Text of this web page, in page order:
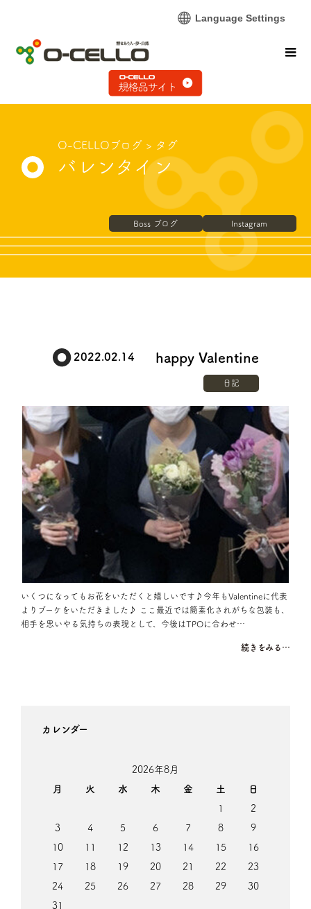
O-CELLOブログ > タグ
バレンタイン
Boss ブログ Instagram
2022.02.14 happy Valentine
日記
いくつになってもお花をいただくと嬉しいです♪今年もValentineに代表
よりブーケをいただきました♪ ここ最近では簡素化されがちな包装も、
相手を思いやる気持ちの表現として、今後はTPOに合わせ…
続きをみる…
カレンダー
2026年8月
月
火 水 木 金 土
日
1
2
3
4 5 6 7 8
9
10
11 12 13 14 15
16
17
18 19 20 21 22
23
24
25 26 27 28 29
30
31
Language Settings